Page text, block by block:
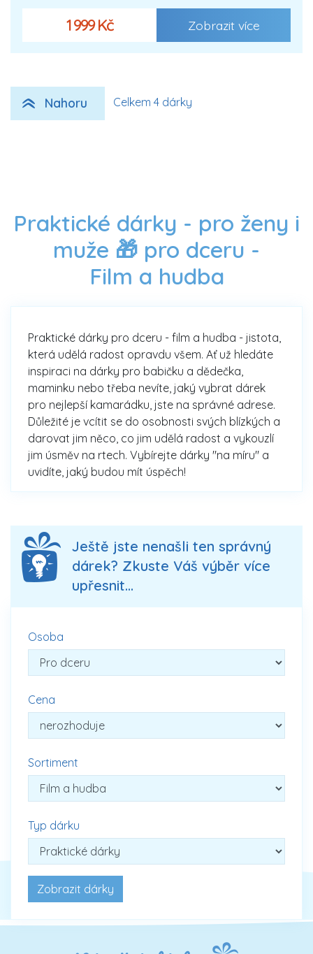
1 999 Kč Zobrazit více
Nahoru Celkem 4 dárky
Praktické dárky - pro ženy i
muže 🎁 pro dceru -
Film a hudba
Praktické dárky pro dceru - film a hudba - jistota,
která udělá radost opravdu všem. Ať už hledáte
inspiraci na dárky pro babičku a dědečka,
maminku nebo třeba nevíte, jaký vybrat dárek
pro nejlepší kamarádku, jste na správné adrese.
Důležité je vcítit se do osobnosti svých blízkých a
darovat jim něco, co jim udělá radost a vykouzlí
jim úsměv na rtech. Vybírejte dárky "na míru" a
uvidíte, jaký budou mít úspěch!
Ještě jste nenašli ten správný
dárek? Zkuste Váš výběr více
upřesnit...
Osoba
Cena
Sortiment
Typ dárku